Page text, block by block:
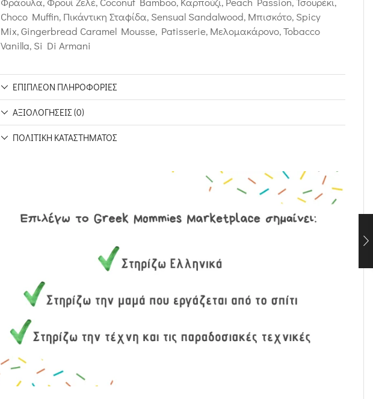
Choco Muffin, Πικάντικη Σταφίδα, Sensual Sandalwood, Μπισκότο, Spicy
Mix, Gingerbread Caramel Mousse, Patisserie, Μελομακάρονο, Tobacco
Vanilla, Si Di Armani
ΕΠΙΠΛΈΟΝ ΠΛΗΡΟΦΟΡΊΕΣ
ΑΞΙΟΛΟΓΉΣΕΙΣ (0)
ΠΟΛΙΤΙΚΉ ΚΑΤΑΣΤΉΜΑΤΟΣ